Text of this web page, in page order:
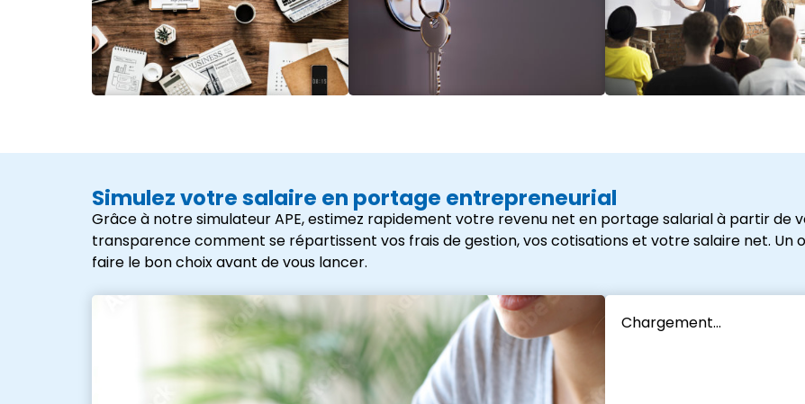
Simulez votre salaire en portage entrepreneurial
Grâce à notre simulateur APE, estimez rapidement votre revenu net en portage salarial à partir de
transparence comment se répartissent vos frais de gestion, vos cotisations et votre salaire net. Un
faire le bon choix avant de vous lancer.